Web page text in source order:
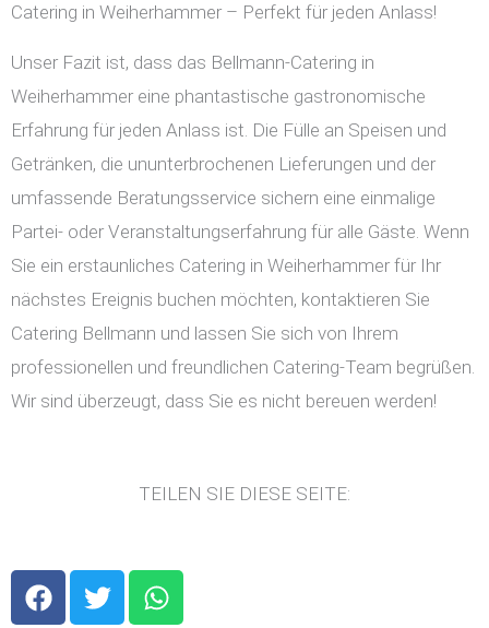
Catering in Weiherhammer – Perfekt für jeden Anlass!
Unser Fazit ist, dass das Bellmann-Catering in
Weiherhammer eine phantastische gastronomische
Erfahrung für jeden Anlass ist. Die Fülle an Speisen und
Getränken, die ununterbrochenen Lieferungen und der
umfassende Beratungsservice sichern eine einmalige
Partei- oder Veranstaltungserfahrung für alle Gäste. Wenn
Sie ein erstaunliches Catering in Weiherhammer für Ihr
nächstes Ereignis buchen möchten, kontaktieren Sie
Catering Bellmann und lassen Sie sich von Ihrem
professionellen und freundlichen Catering-Team begrüßen.
Wir sind überzeugt, dass Sie es nicht bereuen werden!
TEILEN SIE DIESE SEITE:
F
a
T
w
W
h